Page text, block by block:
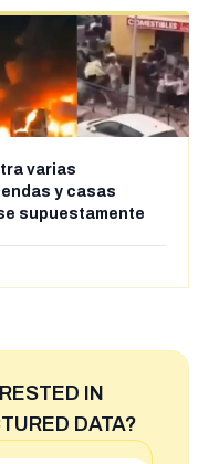
varias
y casas
supuestamente
IN
DATA?